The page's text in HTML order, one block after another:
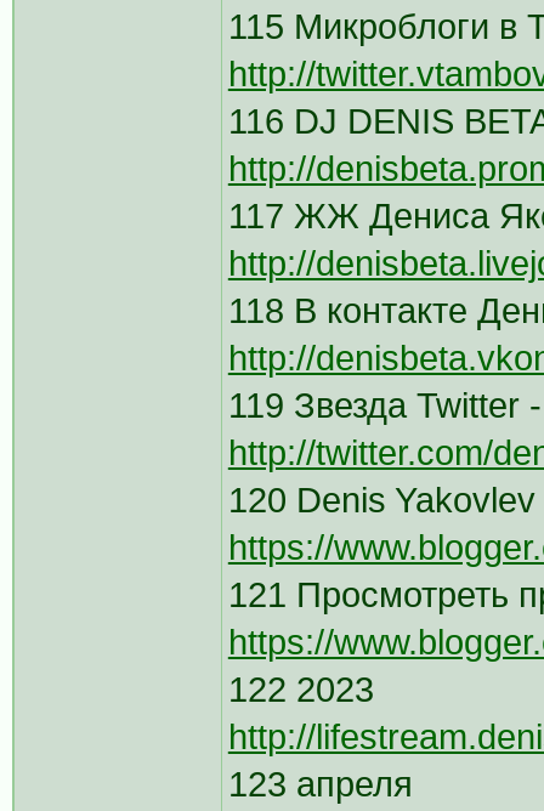
115 Микроблоги в
http://
116 DJ DENIS
http://
117 ЖЖ Дениса
http://
118 В контакте
http://
119 Звезда Twitter
http://twitter.com/
120 Denis Yakovlev
https://
121 Просмотреть
https://
122 2023
http://
123 апреля